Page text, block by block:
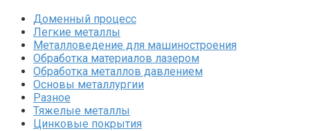
Доменный процесс
Легкие металлы
Металловедение для машиностроения
Обработка материалов лазером
Обработка металлов давлением
Основы металлургии
Разное
Тяжелые металлы
Цинковые покрытия